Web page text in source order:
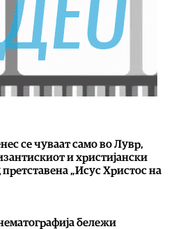
се чуваат само во Лувр,
и христијански
„Исус Христос на
бележи